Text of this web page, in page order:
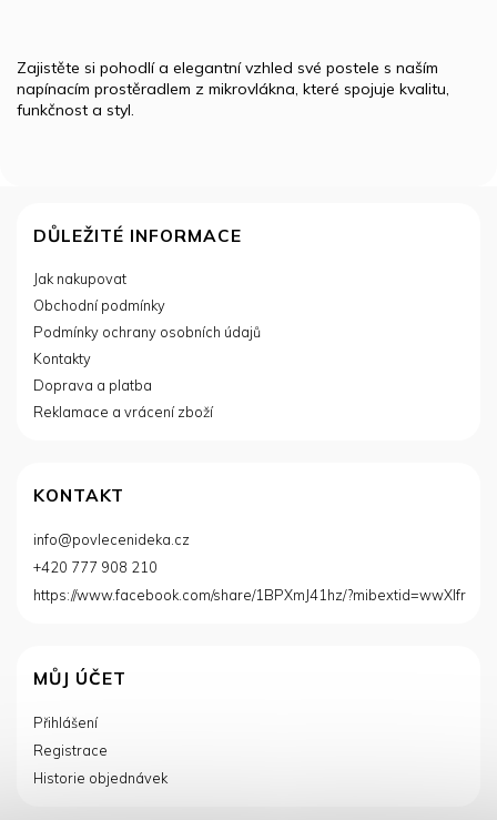
Zajistěte si pohodlí a elegantní vzhled své postele s naším
napínacím prostěradlem z mikrovlákna, které spojuje kvalitu,
funkčnost a styl.
DŮLEŽITÉ INFORMACE
Jak nakupovat
Obchodní podmínky
Podmínky ochrany osobních údajů
Kontakty
Doprava a platba
Reklamace a vrácení zboží
KONTAKT
info@povlecenideka.cz
+420 777 908 210
https://www.facebook.com/share/1BPXmJ41hz/?mibextid=wwXIfr
MŮJ ÚČET
Přihlášení
Registrace
Historie objednávek